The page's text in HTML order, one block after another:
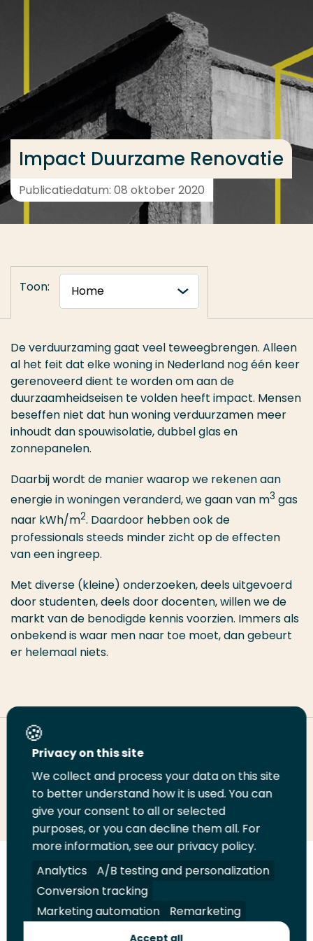
Impact Duurzame Renovatie
Publicatiedatum: 08 oktober 2020
Toon:
De verduurzaming gaat veel teweegbrengen. Alleen
al het feit dat elke woning in Nederland nog één keer
gerenoveerd dient te worden om aan de
duurzaamheidseisen te volden heeft impact. Mensen
beseffen niet dat hun woning verduurzamen meer
inhoudt dan spouwisolatie, dubbel glas en
zonnepanelen.
Daarbij wordt de manier waarop we rekenen aan
energie in woningen veranderd, we gaan van m3 gas
naar kWh/m2. Daardoor hebben ook de
professionals steeds minder zicht op de effecten
van een ingreep.
Met diverse (kleine) onderzoeken, deels uitgevoerd
door studenten, deels door docenten, willen we de
markt van de benodigde kennis voorzien. Immers als
onbekend is waar men naar toe moet, dan gebeurt
er helemaal niets.
Deel deze pagina
Deel
LinkedIn
Deel
op
Twitter
Deel
op
Facebook
Email
deze
pagina
Print
deze
pagina
Volg
ons
op
LinkedIn
Volg
ons
op
Facebook
Volg
ons
op
YouTube
Volg
ons
op
Instagram
Juridisch Security A-Z Index
Contact
Veel gezocht
Opleiding
Privacy on this site
We collect and process your data on this site
to better understand how it is used. You can
give your consent to all or selected
purposes, or you can decline them all. For
more information, see our privacy policy.
Analytics
A/B testing and personalization
Conversion tracking
Marketing automation
Remarketing
Accept all